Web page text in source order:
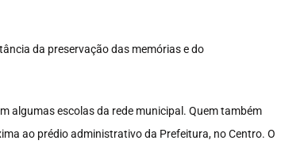
da preservação das memórias e do
algumas escolas da rede municipal. Quem também
ao prédio administrativo da Prefeitura, no Centro. O